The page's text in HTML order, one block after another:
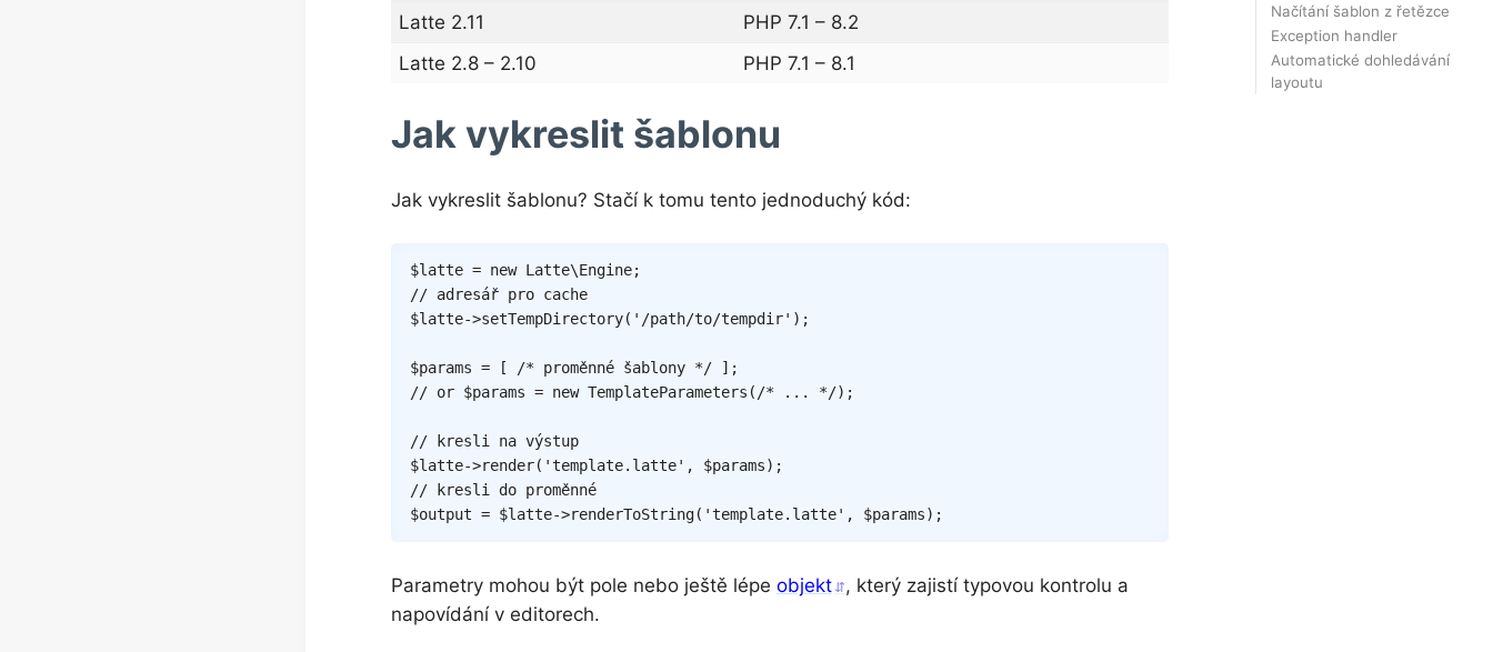
Latte 2.11
PHP 7.1 – 8.2
Latte 2.8 – 2.10
PHP 7.1 – 8.1
Jak vykreslit šablonu
Jak vykreslit šablonu? Stačí k tomu tento jednoduchý kód:
$latte = new Latte\Engine;
// adresář pro cache
$latte->setTempDirectory( '/path/to/tempdir' ) ;
$params = [ /* proměnné šablony */ ] ;
// or $params = new TemplateParameters(/* ... */);
// kresli na výstup
$latte->render( 'template.latte' , $params) ;
// kresli do proměnné
$output = $latte->renderToString( 'template.latte' , $params) ;
Parametry mohou být pole nebo ještě lépe objekt
, který zajistí typovou kontrolu a
napovídání v editorech.
Načítání šablon z řetězce
Exception handler
Automatické dohledávání
layoutu